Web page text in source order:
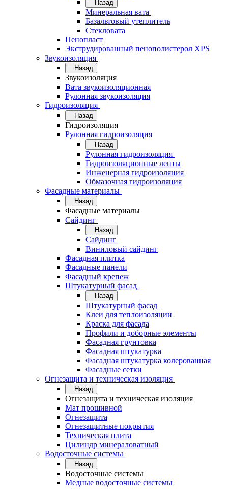
Назад
Минеральная вата
Базальтовый утеплитель
Стекловата
Пенопласт
Экструдированный пенополистерол XPS
Звукоизоляция
Назад
Звукоизоляция
Вата звукоизоляционная
Рулонная звукоизоляция
Гидроизоляция
Назад
Гидроизоляция
Рулонная гидроизоляция
Назад
Рулонная гидроизоляция
Гидроизоляционные ленты
Инженерная гидроизоляция
Обмазочная гидроизоляция
Фасадные материалы
Назад
Фасадные материалы
Сайдинг
Назад
Сайдинг
Виниловый сайдинг
Фасадная плитка
Фасадные панели
Фасадный крепеж
Штукатурный фасад
Назад
Штукатурный фасад
Клеи для теплоизоляции
Краска для фасада
Профили и доборные элементы
Фасадная грунтовка
Фасадная штукатурка
Фасадная штукатурка колерованная
Фасадные сетки
Огнезащита и техническая изоляция
Назад
Огнезащита и техническая изоляция
Мат прошивной
Огнезащита
Огнезащитные покрытия
Техническая плита
Цилиндр минераловатный
Водосточные системы
Назад
Водосточные системы
Медные водосточные системы